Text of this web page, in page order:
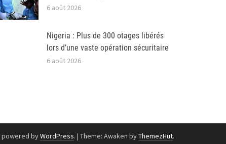
6 août 2026
Nigeria : Plus de 300 otages libérés
lors d’une vaste opération sécuritaire
6 août 2026
powered byWordPress. | Theme: Awaken byThemezHut.